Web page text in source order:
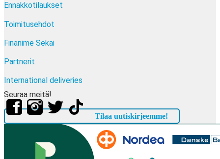
Ennakkotilaukset
Toimitusehdot
Finanime Sekai
Partnerit
International deliveries
Seuraa meitä!
Tilaa uutiskirjeemme!